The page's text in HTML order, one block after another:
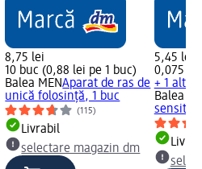
8,75 lei
10 buc (0,88 lei pe 1 buc)
Balea MENAparat de ras de
unică folosință, 1 buc
(115)
Livrabil
selectare magazin dm
5,45 lei
0,075 l
+ 1 altă
Balea